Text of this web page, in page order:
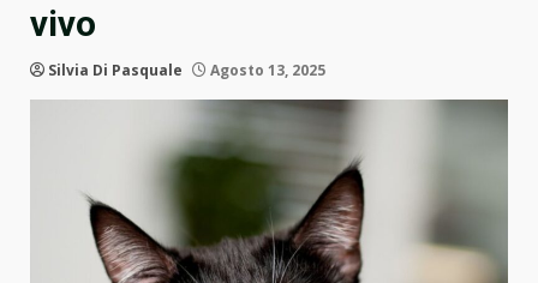
vivo
Silvia Di Pasquale Agosto 13, 2025